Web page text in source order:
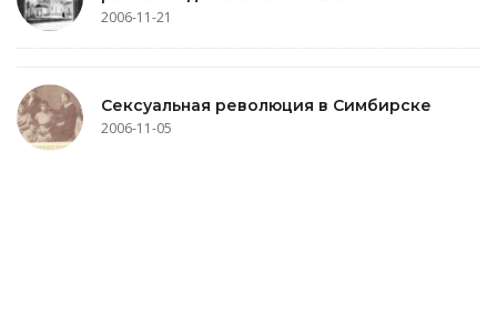
2006-11-21
Сексуальная революция в Симбирске
2006-11-05